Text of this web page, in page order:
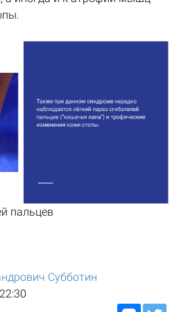
пальцев
Субботин